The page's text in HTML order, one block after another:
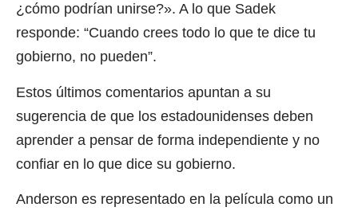
¿cómo podrían unirse?». A lo que Sadek
responde: “Cuando crees todo lo que te dice tu
gobierno, no pueden”.
Estos últimos comentarios apuntan a su
sugerencia de que los estadounidenses deben
aprender a pensar de forma independiente y no
confiar en lo que dice su gobierno.
Anderson es representado en la película como un